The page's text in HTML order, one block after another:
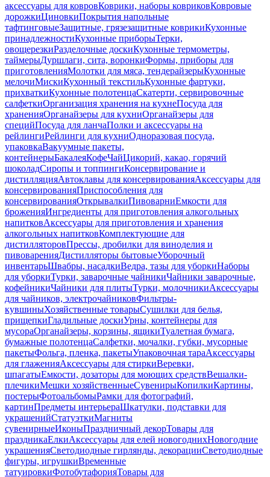
аксессуары для ковровКоврики, наборы ковриковКовровые
дорожкиЦиновкиПокрытия напольные
тафтинговыеЗащитные, грязезащитные коврикиКухонные
принадлежностиКухонные приборыТерки,
овощерезкиРазделочные доскиКухонные термометры,
таймерыДуршлаги, сита, воронкиФормы, приборы для
приготовленияМолотки для мяса, тендерайзерыКухонные
мелочиМискиКухонный текстильКухонные фартуки,
прихваткиКухонные полотенцаСкатерти, сервировочные
салфеткиОрганизация хранения на кухнеПосуда для
храненияОрганайзеры для кухниОрганайзеры для
специйПосуда для ланчаПолки и аксессуары на
рейлингиРейлинги для кухниОдноразовая посуда,
упаковкаВакуумные пакеты,
контейнерыБакалеяКофеЧайЦикорий, какао, горячий
шоколадСиропы и топпингиКонсервирование и
дистилляцияАвтоклавы для консервированияАксессуары для
консервированияПриспособления для
консервированияОткрывалкиПивоварниЕмкости для
броженияИнгредиенты для приготовления алкогольных
напитковАксессуары для приготовления и хранения
алкогольных напитковКомплектующие для
дистилляторовПрессы, дробилки для виноделия и
пивоваренияДистилляторы бытовыеУборочный
инвентарьШвабры, насадкиВедра, тазы для уборкиНаборы
для уборкиТурки, заварочные чайникиЧайники заварочные,
кофейникиЧайники для плитыТурки, молочникиАксессуары
для чайников, электрочайниковФильтры-
кувшиныХозяйственные товарыСушилки для белья,
прищепкиГладильные доскиУрны, контейнеры для
мусораОрганайзеры, корзины, ящикиТуалетная бумага,
бумажные полотенцаСалфетки, мочалки, губки, мусорные
пакетыФольга, пленка, пакетыУпаковочная тараАксессуары
для глаженияАксессуары для стиркиВеревки,
шпагатыЕмкости, дозаторы для моющих средствВешалки-
плечикиМешки хозяйственныеСувенирыКопилкиКартины,
постерыФотоальбомыРамки для фотографий,
картинПредметы интерьераШкатулки, подставки для
украшенийСтатуэткиМагниты
сувенирныеИконыПраздничный декорТовары для
праздникаЕлкиАксессуары для елей новогоднихНовогодние
украшенияСветодиодные гирлянды, декорацииСветодиодные
фигуры, игрушкиВременные
татуировкиФотобутафорияТовары для